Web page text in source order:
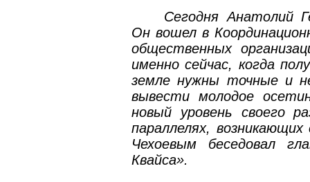
Сегодня Анатолий
Он вошел в
общественных
именно сейчас, когда
земле нужны точные и
вывести молодое
новый уровень своего
параллелях,
Чехоевым беседовал
Квайса».